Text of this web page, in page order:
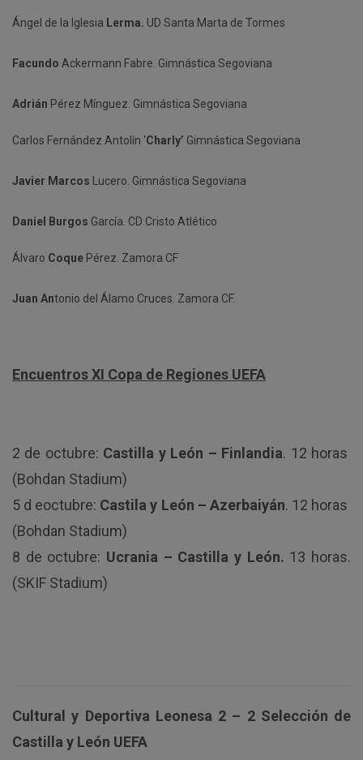
Ángel de la Iglesia Lerma. UD Santa Marta de Tormes
Facundo Ackermann Fabre. Gimnástica Segoviana
Adrián Pérez Mínguez. Gimnástica Segoviana
Carlos Fernández Antolín ‘Charly’ Gimnástica Segoviana
Javier Marcos Lucero. Gimnástica Segoviana
Daniel Burgos García. CD Cristo Atlético
Álvaro Coque Pérez. Zamora CF
Juan Antonio del Álamo Cruces. Zamora CF.
Encuentros XI Copa de Regiones UEFA
2 de octubre: Castilla y León – Finlandia. 12 horas
(Bohdan Stadium)
5 d eoctubre: Castila y León – Azerbaiyán. 12 horas
(Bohdan Stadium)
8 de octubre: Ucrania – Castilla y León. 13 horas.
(SKIF Stadium)
Cultural y Deportiva Leonesa 2 – 2 Selección de
Castilla y León UEFA